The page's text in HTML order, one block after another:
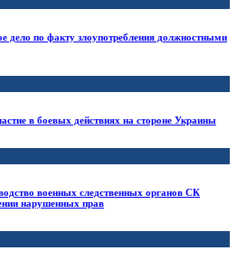
дело по факту злоупотребления должностными
в боевых действиях на стороне Украины
военных следственных органов СК
нарушенных прав